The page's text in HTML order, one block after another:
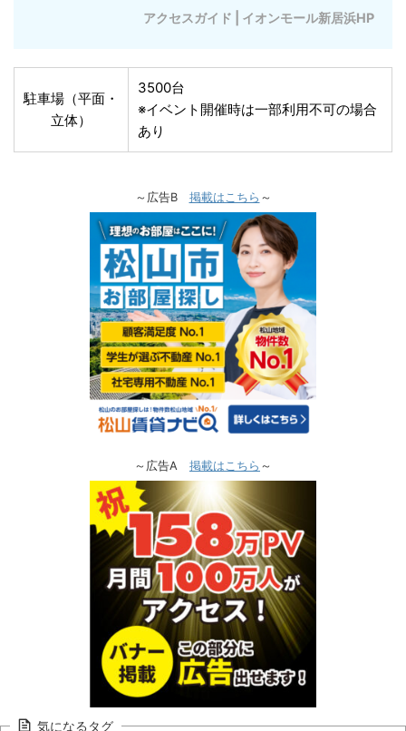
アクセスガイド | イオンモール新居浜HP
駐車場（平面・
立体）
3500台
※イベント開催時は一部利用不可の場合
あり
～広告B 掲載はこちら ～
～広告A 掲載はこちら ～
気になるタグ